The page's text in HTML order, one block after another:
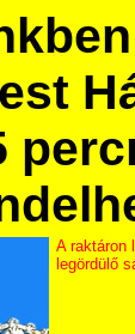
A raktáron
legördülő